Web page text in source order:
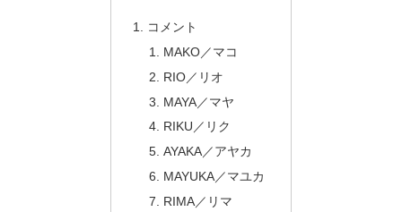
コメント
MAKO／マコ
RIO／リオ
MAYA／マヤ
RIKU／リク
AYAKA／アヤカ
MAYUKA／マユカ
RIMA／リマ